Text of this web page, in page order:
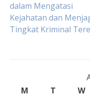
dalam Mengatasi
Kejahatan dan
Tingkat Kriminal
M
T W